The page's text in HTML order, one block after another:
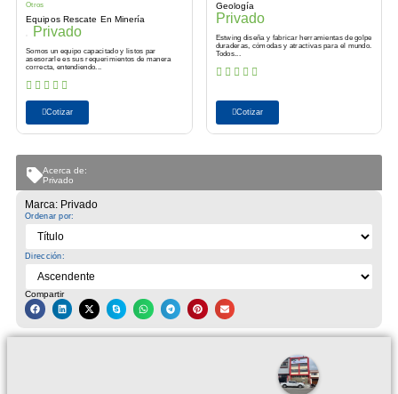
Marca: Privado
Ordenar por:
Dirección:
Compartir
Acerca de:
Privado
Otros
Equipos Rescate En Minería
Privado
Somos un equipo capacitado y listos par
asesorarle es sus requerimientos de manera
correcta, entendiendo...
Cotizar
Geología
Privado
Estwing diseña y fabricar herramientas de golpe
duraderas, cómodas y atractivas para el mundo.
Todos...
Cotizar